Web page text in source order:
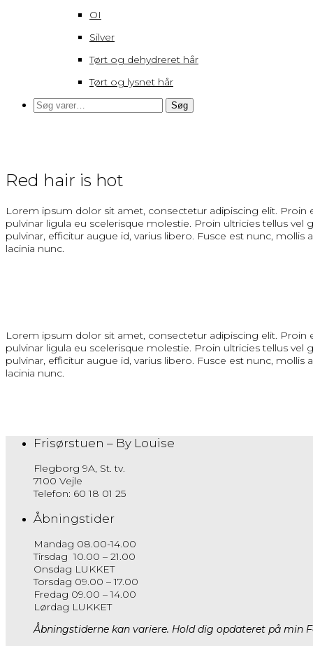
OI
Silver
Tørt og dehydreret hår
Tørt og lysnet hår
Søg
efter:
Søg
Red hair is hot
Lorem ipsum dolor sit amet, consectetur adipiscing elit. Proin
pulvinar ligula eu scelerisque molestie. Proin ultricies tellus
pulvinar, efficitur augue id, varius libero. Fusce est nunc,
lacinia nunc.
Lorem ipsum dolor sit amet, consectetur adipiscing elit. Proin
pulvinar ligula eu scelerisque molestie. Proin ultricies tellus
pulvinar, efficitur augue id, varius libero. Fusce est nunc,
lacinia nunc.
Frisørstuen – By Louise
Flegborg 9A, St. tv.
7100 Vejle
Telefon: 60 18 01 25
Åbningstider
Mandag 08.00-14.00
Tirsdag 10.00 – 21.00
Onsdag LUKKET
Torsdag 09.00 – 17.00
Fredag 09.00 – 14.00
Lørdag LUKKET
Åbningstiderne kan variere. Hold dig opdateret på min